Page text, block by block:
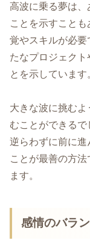
高波に乗る夢は、
ことを示すこと
覚やスキルが必
たなプロジェク
とを示しています
大きな波に挑む
むことができる
逆らわずに前に進
ことが最善の方
ます。
感情のバラ